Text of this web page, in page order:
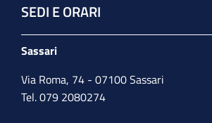
SEDI E ORARI
Sassari
Via Roma, 74 - 07100 Sassari
Tel. 079 2080274